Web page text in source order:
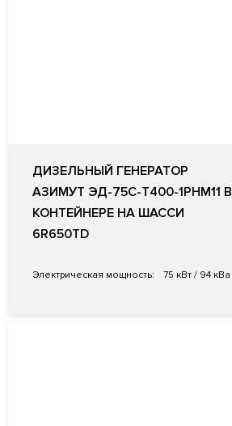
ДИЗЕЛЬНЫЙ ГЕНЕРАТОР
АЗИМУТ ЭД-75С-Т400-1РНМ11 В
КОНТЕЙНЕРЕ НА ШАССИ
6R650TD
Электрическая мощность: 75 кВт / 94 кВа